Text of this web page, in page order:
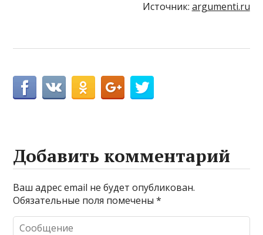
Источник: argumenti.ru
Добавить комментарий
Ваш адрес email не будет опубликован.
Обязательные поля помечены*